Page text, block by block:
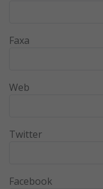
Faxa
Web
Twitter
Facebook